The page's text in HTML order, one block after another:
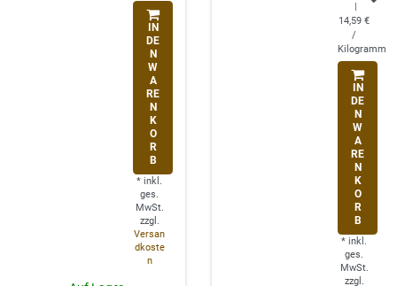
IN
DE
N
W
A
RE
N
K
O
R
B
* inkl.
ges.
MwSt.
zzgl.
Versan
dkoste
n
14,59 €
/
Kilogramm
IN
DE
N
W
A
RE
N
K
O
R
B
* inkl.
ges.
MwSt.
zzgl.